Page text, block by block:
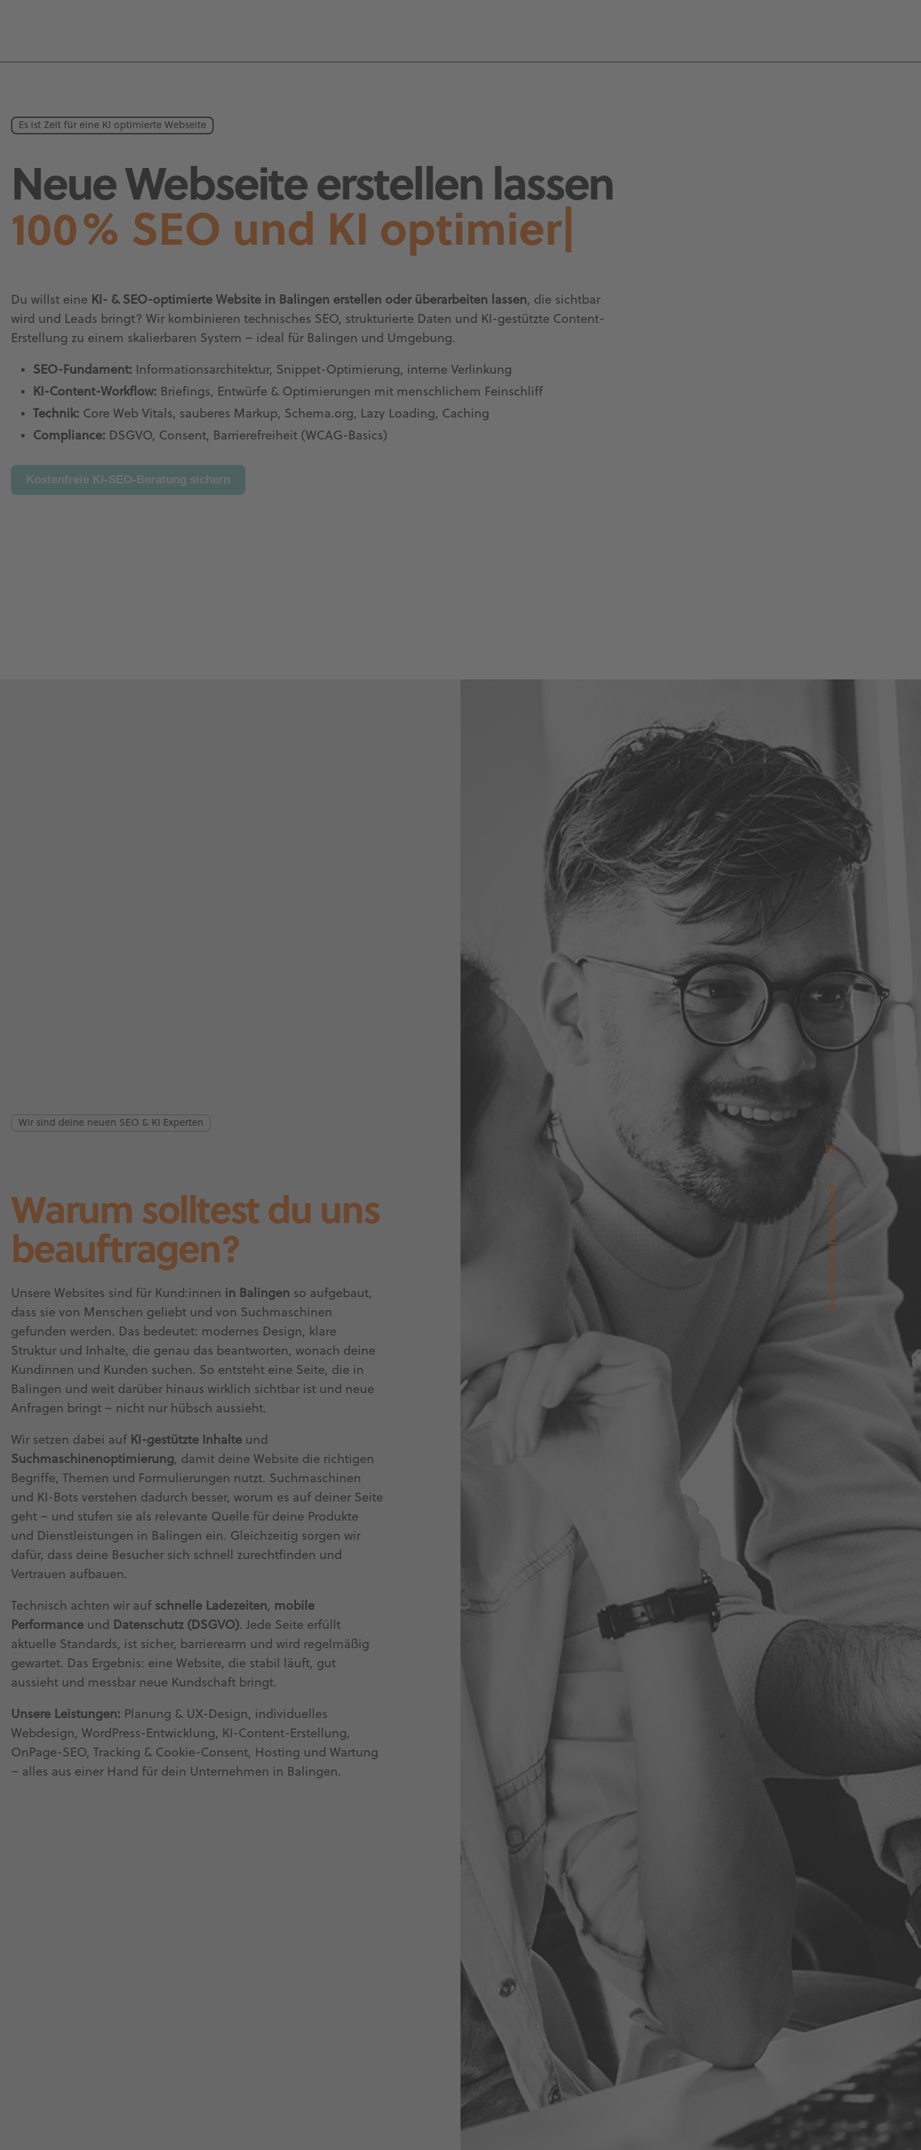
Du findest uns auch auf
Es ist Zeit für eine KI optimierte Webseite
Neue Webseite erstellen lassen
100% SEO und KI optimiert
Du willst eine KI- & SEO-optimierte Website in Balingen erstellen oder überarbeiten lassen, die sichtbar
wird und Leads bringt? Wir kombinieren technisches SEO, strukturierte Daten und KI-gestützte Content-
Erstellung zu einem skalierbaren System – ideal für Balingen und Umgebung.
SEO-Fundament: Informationsarchitektur, Snippet-Optimierung, interne Verlinkung
KI-Content-Workflow: Briefings, Entwürfe & Optimierungen mit menschlichem Feinschliff
Technik: Core Web Vitals, sauberes Markup, Schema.org, Lazy Loading, Caching
Compliance: DSGVO, Consent, Barrierefreiheit (WCAG-Basics)
Kostenfreie KI-SEO-Beratung sichern
Wir sind deine neuen SEO & KI Experten
Warum solltest du uns
beauftragen?
Unsere Websites sind für Kund:innen in Balingen so aufgebaut,
dass sie von Menschen geliebt und von Suchmaschinen
gefunden werden. Das bedeutet: modernes Design, klare
Struktur und Inhalte, die genau das beantworten, wonach deine
Kundinnen und Kunden suchen. So entsteht eine Seite, die in
Balingen und weit darüber hinaus wirklich sichtbar ist und neue
Anfragen bringt – nicht nur hübsch aussieht.
Wir setzen dabei auf KI-gestützte Inhalte und
Suchmaschinenoptimierung, damit deine Website die richtigen
Begriffe, Themen und Formulierungen nutzt. Suchmaschinen
und KI-Bots verstehen dadurch besser, worum es auf deiner Seite
geht – und stufen sie als relevante Quelle für deine Produkte
und Dienstleistungen in Balingen ein. Gleichzeitig sorgen wir
dafür, dass deine Besucher sich schnell zurechtfinden und
Vertrauen aufbauen.
Technisch achten wir auf schnelle Ladezeiten, mobile
Performance und Datenschutz (DSGVO). Jede Seite erfüllt
aktuelle Standards, ist sicher, barrierearm und wird regelmäßig
gewartet. Das Ergebnis: eine Website, die stabil läuft, gut
aussieht und messbar neue Kundschaft bringt.
Unsere Leistungen: Planung & UX-Design, individuelles
Webdesign, WordPress-Entwicklung, KI-Content-Erstellung,
OnPage-SEO, Tracking & Cookie-Consent, Hosting und Wartung
– alles aus einer Hand für dein Unternehmen in Balingen.